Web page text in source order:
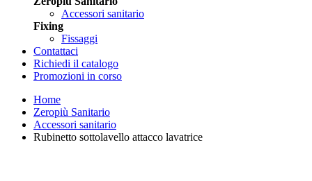
Accessori sanitario
Fixing
Fissaggi
Contattaci
Richiedi il catalogo
Promozioni in corso
Home
Zeropiù Sanitario
Accessori sanitario
Rubinetto sottolavello attacco lavatrice